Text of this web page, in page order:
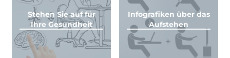
Stehen Sie auf für
Ihre Gesundheit
Infografiken über das
Aufstehen